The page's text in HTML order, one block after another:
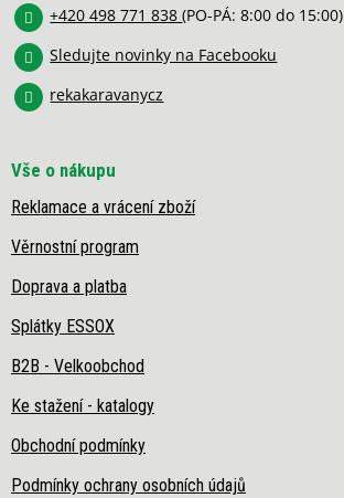
v
y
+420 498 771 838(PO-PÁ: 8:00 do 15:00)
Sledujte novinky na Facebooku
rekakaravanycz
Vše o nákupu
Reklamace a vrácení zboží
Věrnostní program
Doprava a platba
Splátky ESSOX
B2B - Velkoobchod
Ke stažení - katalogy
Obchodní podmínky
Podmínky ochrany osobních údajů